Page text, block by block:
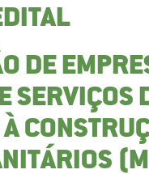
DE
SERVIÇOS
À